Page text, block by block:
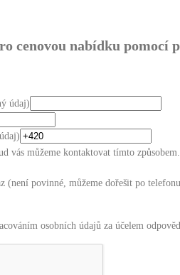
cenovou nabídku pomocí
údaj)
vás můžeme kontaktovat tímto
(není povinné, můžeme dořešit po
osobních údajů za účelem